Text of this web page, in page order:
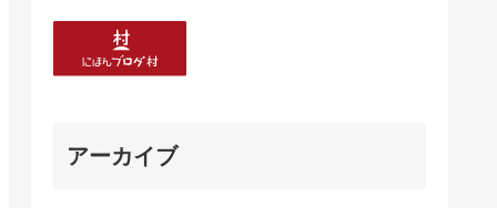
アーカイブ